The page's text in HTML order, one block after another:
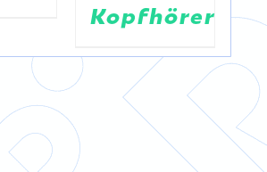
Kopfhörer